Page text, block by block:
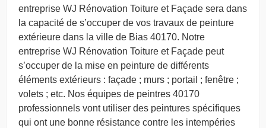
entreprise WJ Rénovation Toiture et Façade sera dans
la capacité de s’occuper de vos travaux de peinture
extérieure dans la ville de Bias 40170. Notre
entreprise WJ Rénovation Toiture et Façade peut
s’occuper de la mise en peinture de différents
éléments extérieurs : façade ; murs ; portail ; fenêtre ;
volets ; etc. Nos équipes de peintres 40170
professionnels vont utiliser des peintures spécifiques
qui ont une bonne résistance contre les intempéries